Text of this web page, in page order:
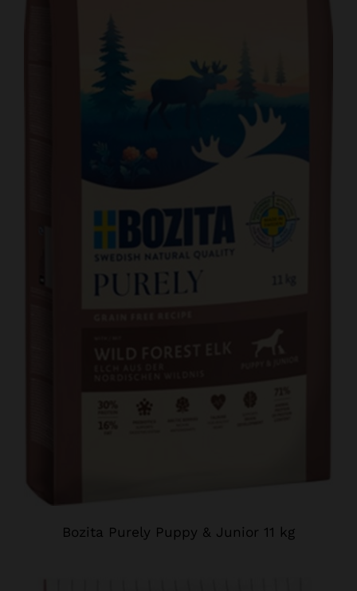
Bozita Purely Puppy & Junior 11 kg